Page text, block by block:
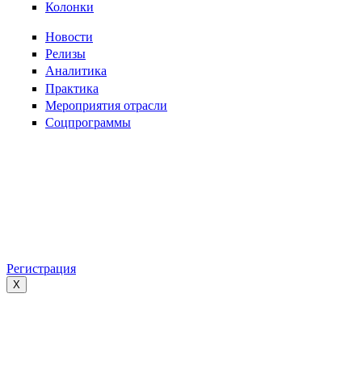
Колонки
Новости
Релизы
Аналитика
Практика
Мероприятия отрасли
Соцпрограммы
Регистрация
X